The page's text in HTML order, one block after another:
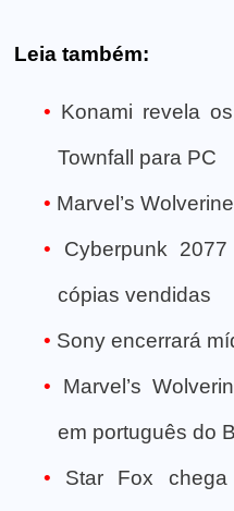
Leia também:
Konami revela
Townfall para PC
Marvel’s
Cyberpunk
cópias vendidas
Sony encerrará
Marvel’s
em português do
Star Fox